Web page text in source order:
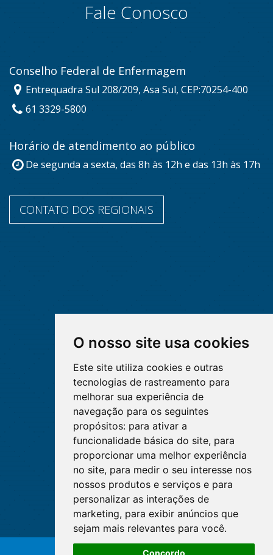
O nosso site usa cookies
Este site utiliza cookies e outras
tecnologias de rastreamento para
melhorar sua experiência de
navegação para os seguintes
propósitos: para ativar a
funcionalidade básica do site, para
proporcionar uma melhor experiência
no site, para medir o seu interesse nos
nossos produtos e serviços e para
personalizar as interações de
marketing, para exibir anúncios que
sejam mais relevantes para você.
Concordo
Fale Conosco
Conselho Federal de Enfermagem
Entrequadra Sul 208/209, Asa Sul, CEP:70254-400
61 3329-5800
Horário de atendimento ao público
De segunda a sexta, das 8h às 12h e das 13h às 17h
CONTATO DOS REGIONAIS